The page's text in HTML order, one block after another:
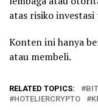
atas risiko
Konten ini hanya
atau membeli.
RELATED TOPICS:
HOTELIERCRYPTO